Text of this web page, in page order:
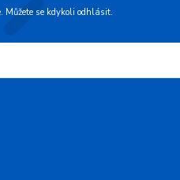
Můžete se kdykoli odhlásit.